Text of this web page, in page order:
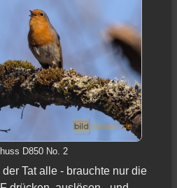
D850 No. 2
Tat alle - brauchte nur die